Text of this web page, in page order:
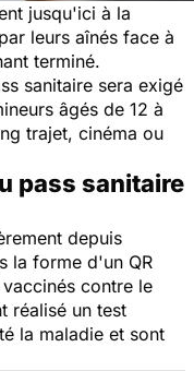
jusqu'ici à la
leurs aînés face à
terminé.
sanitaire sera exigé
âgés de 12 à
trajet, cinéma ou
pass sanitaire
depuis
la forme d'un QR
contre le
réalisé un test
la maladie et sont